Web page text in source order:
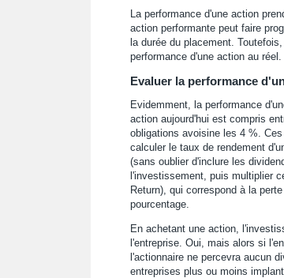
La performance d'une action
action performante peut faire
la durée du placement.
performance d'une action au réel.
Evaluer la performance
Evidemment, la performance
action aujourd'hui est compris
obligations avoisine les 4 %.
calculer le taux de rendement
(sans oublier d'inclure les
l'investissement, puis multiplier
Return), qui correspond à la
pourcentage.
En achetant une action,
l'entreprise. Oui, mais alors si
l'actionnaire ne percevra aucun
entreprises plus ou moins